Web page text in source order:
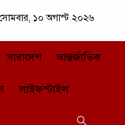
সোমবার, ১০ অগাস্ট ২০২৬
সারাদেশ আন্তর্জাতিক
লাইফস্টাইল